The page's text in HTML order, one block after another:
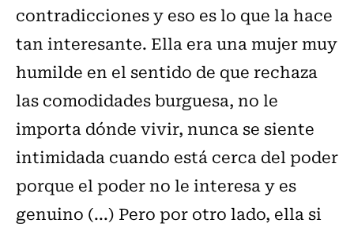
contradicciones y eso es lo que la hace
tan interesante. Ella era una mujer muy
humilde en el sentido de que rechaza
las comodidades burguesa, no le
importa dónde vivir, nunca se siente
intimidada cuando está cerca del poder
porque el poder no le interesa y es
genuino (...) Pero por otro lado, ella si